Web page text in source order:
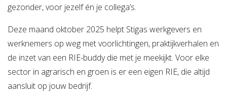
gezonder, voor jezelf én je collega’s.
Deze maand oktober 2025 helpt Stigas werkgevers en
werknemers op weg met voorlichtingen, praktijkverhalen en
de inzet van een RIE-buddy die met je meekijkt. Voor elke
sector in agrarisch en groen is er een eigen RIE, die altijd
aansluit op jouw bedrijf.